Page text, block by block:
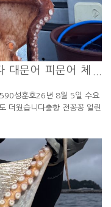
대문어 피문어 체
성훈호26년 8월 5일 수요
더웠습니다출항 전꽁꽁 얼린